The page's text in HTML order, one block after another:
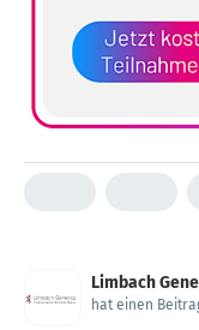
Limbach
hat einen